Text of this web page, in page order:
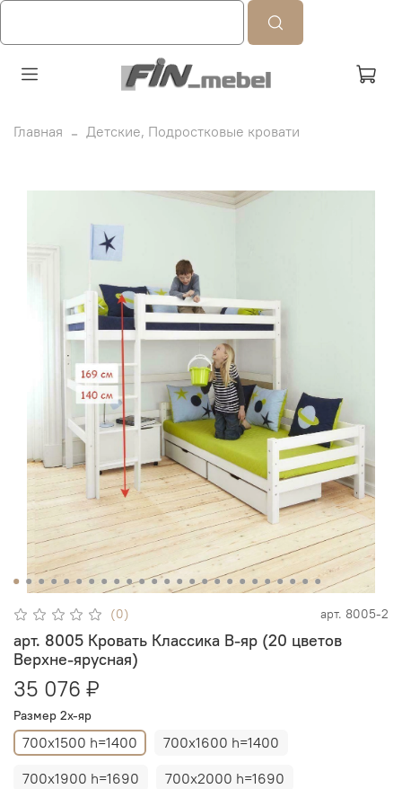
Главная Детские, Подростковые кровати
(0) арт. 8005-2
арт. 8005 Кровать Классика В-яр (20 цветов
Верхне-ярусная)
35 076 ₽
Размер 2х-яр
700х1500 h=1400
700х1600 h=1400
700х1900 h=1690
700х2000 h=1690